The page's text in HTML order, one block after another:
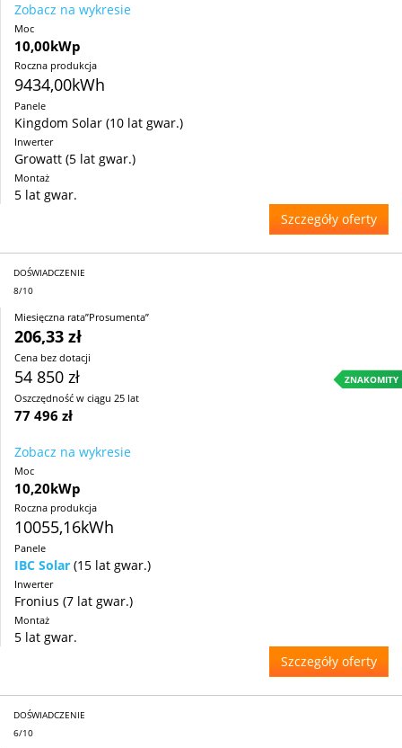
Zobacz na wykresie
Moc
10,00kWp
Roczna produkcja
9434,00kWh
Panele
Kingdom Solar (10 lat gwar.)
Inwerter
Growatt (5 lat gwar.)
Montaż
5 lat gwar.
Szczegóły oferty
DOŚWIADCZENIE
8/10
Miesięczna rata”Prosumenta”
206,33 zł
Cena bez dotacji
54 850 zł ZNAKOMITY
Oszczędność w ciągu 25 lat
77 496 zł
Zobacz na wykresie
Moc
10,20kWp
Roczna produkcja
10055,16kWh
Panele
IBC Solar (15 lat gwar.)
Inwerter
Fronius (7 lat gwar.)
Montaż
5 lat gwar.
Szczegóły oferty
DOŚWIADCZENIE
6/10